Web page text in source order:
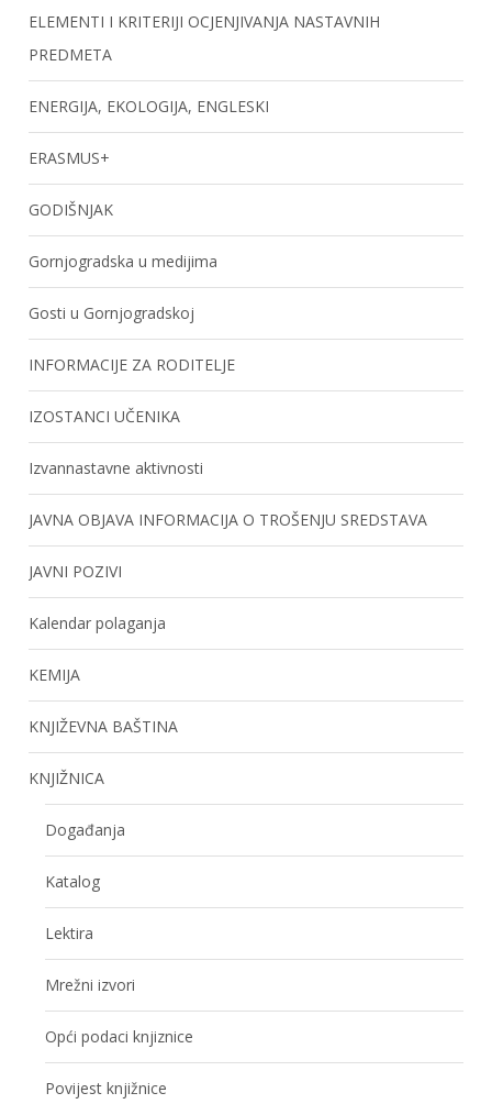
ELEMENTI I KRITERIJI OCJENJIVANJA NASTAVNIH
PREDMETA
ENERGIJA, EKOLOGIJA, ENGLESKI
ERASMUS+
GODIŠNJAK
Gornjogradska u medijima
Gosti u Gornjogradskoj
INFORMACIJE ZA RODITELJE
IZOSTANCI UČENIKA
Izvannastavne aktivnosti
JAVNA OBJAVA INFORMACIJA O TROŠENJU SREDSTAVA
JAVNI POZIVI
Kalendar polaganja
KEMIJA
KNJIŽEVNA BAŠTINA
KNJIŽNICA
Događanja
Katalog
Lektira
Mrežni izvori
Opći podaci knjiznice
Povijest knjižnice